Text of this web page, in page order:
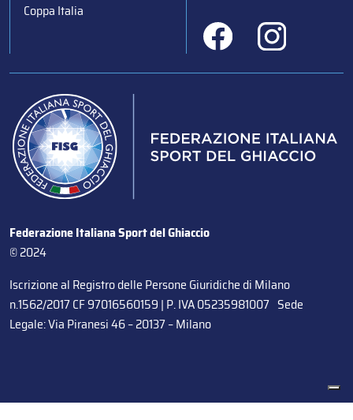
Coppa Italia
Federazione Italiana Sport del Ghiaccio
© 2024
Iscrizione al Registro delle Persone Giuridiche di Milano
n.1562/2017 CF 97016560159 | P. IVA 05235981007 Sede
Legale: Via Piranesi 46 – 20137 – Milano